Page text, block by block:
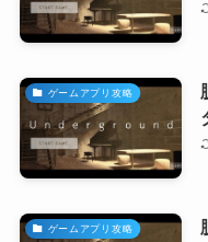
ゲームアプリ攻略
ゲームアプリ攻略